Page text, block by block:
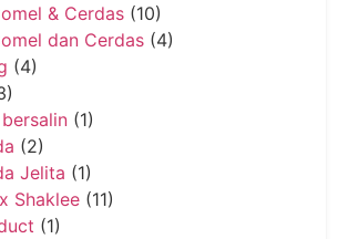
& Cerdas (10)
dan Cerdas (4)
(4)
(1)
(2)
Jelita (1)
Shaklee (11)
(1)